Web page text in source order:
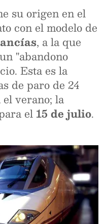
su origen en el
con el modelo de
, a la que
"abandono
Esta es la
de paro de 24
verano; la
el 15 de julio.